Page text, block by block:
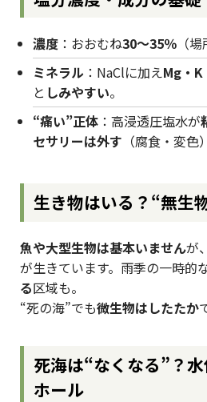
濃度 ：おおむね30〜35％ （
ミネラル ：NaClに加えMg・K
と しみやすい。
“痛い”正体 ：高浸透圧塩水が
セサリーは外す （腐食・変色
生き物はいる？“無生
魚や大型生物は基本いませんが、
が生きています。雨季の一時的
る区域も。
“死の海”でも微生物はしたたか
死海は“なくなる”？
ホール